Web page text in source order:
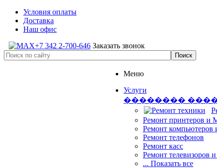
Условия оплаты
Доставка
Наш офис
+7 342 2-700-646 Заказать звонок
Меню
Услуги
��������
Ремонт принтеров
Ремонт компьютеров
Ремонт телефонов
Ремонт касс
Ремонт телевизоров
... Показать все